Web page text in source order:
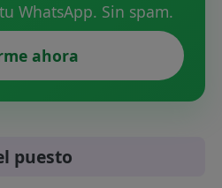
WhatsApp. Sin spam.
ahora
puesto